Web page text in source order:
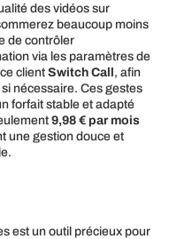
des vidéos sur
beaucoup moins
de contrôler
via les paramètres de
client Switch Call, afin
nécessaire. Ces gestes
forfait stable et adapté
9,98 € par mois
une gestion douce et
est un outil précieux pour